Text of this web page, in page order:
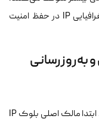
این نشان‌دهنده اهمیت بسیار زیاد اطلاعات جغرافیایی IP در حفظ امنیت
به‌روزرسانی
تغییر لوکیشن یک آدرس IP فرآیندی آنی نیست. ابتدا مالک اصلی بلوک IP